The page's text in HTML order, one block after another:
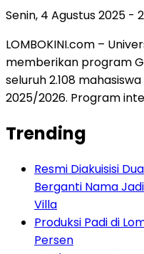
Senin, 4 Agustus 2025 -
LOMBOKINI.com –
memberikan program
seluruh 2.108
2025/2026. Program
Trending
Resmi Diakuisisi
Berganti Nama
Villa
Produksi Padi di
Persen